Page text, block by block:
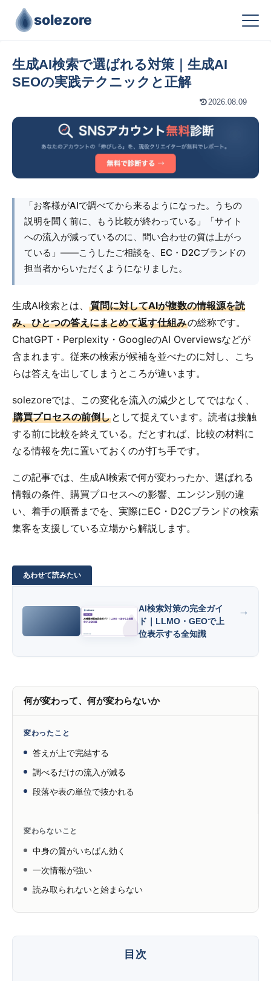
solezore
生成AI検索で選ばれる対策｜生成AI
SEOの実践テクニックと正解
2026.08.09
「お客様がAIで調べてから来るようになった。うちの
説明を聞く前に、もう比較が終わっている」「サイト
への流入が減っているのに、問い合わせの質は上がっ
ている」――こうしたご相談を、EC・D2Cブランドの
担当者からいただくようになりました。
生成AI検索とは、 質問に対してAIが複数の情報源を読
み、ひとつの答えにまとめて返す仕組みの総称です。
ChatGPT・Perplexity・GoogleのAI Overviewsなどが
含まれます。従来の検索が候補を並べたのに対し、こち
らは答えを出してしまうところが違います。
solezoreでは、この変化を流入の減少としてではなく、
購買プロセスの前倒し として捉えています。読者は接触
する前に比較を終えている。だとすれば、比較の材料に
なる情報を先に置いておくのが打ち手です。
この記事では、生成AI検索で何が変わったか、選ばれる
情報の条件、購買プロセスへの影響、エンジン別の違
い、着手の順番までを、実際にEC・D2Cブランドの検索
集客を支援している立場から解説します。
AI検索対策の完全ガイ
ド｜LLMO・GEOで上
位表示する全知識
何が変わって、何が変わらないか
変わったこと
答えが上で完結する
調べるだけの流入が減る
段落や表の単位で抜かれる
変わらないこと
中身の質がいちばん効く
一次情報が強い
読み取られないと始まらない